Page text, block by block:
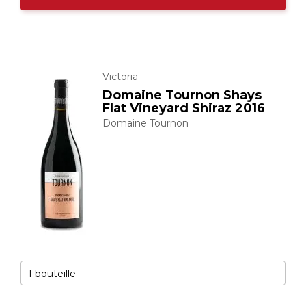
Victoria
Domaine Tournon Shays
Flat Vineyard Shiraz 2016
Domaine Tournon